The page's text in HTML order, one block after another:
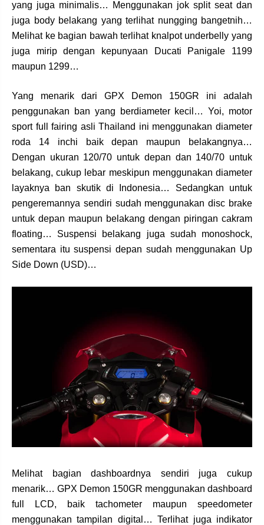
yang juga minimalis… Menggunakan jok split seat dan
juga body belakang yang terlihat nungging bangetnih…
Melihat ke bagian bawah terlihat knalpot underbelly yang
juga mirip dengan kepunyaan Ducati Panigale 1199
maupun 1299…
Yang menarik dari GPX Demon 150GR ini adalah
penggunakan ban yang berdiameter kecil… Yoi, motor
sport full fairing asli Thailand ini menggunakan diameter
roda 14 inchi baik depan maupun belakangnya…
Dengan ukuran 120/70 untuk depan dan 140/70 untuk
belakang, cukup lebar meskipun menggunakan diameter
layaknya ban skutik di Indonesia… Sedangkan untuk
pengeremannya sendiri sudah menggunakan disc brake
untuk depan maupun belakang dengan piringan cakram
floating… Suspensi belakang juga sudah monoshock,
sementara itu suspensi depan sudah menggunakan Up
Side Down (USD)…
Melihat bagian dashboardnya sendiri juga cukup
menarik… GPX Demon 150GR menggunakan dashboard
full LCD, baik tachometer maupun speedometer
menggunakan tampilan digital… Terlihat juga indikator